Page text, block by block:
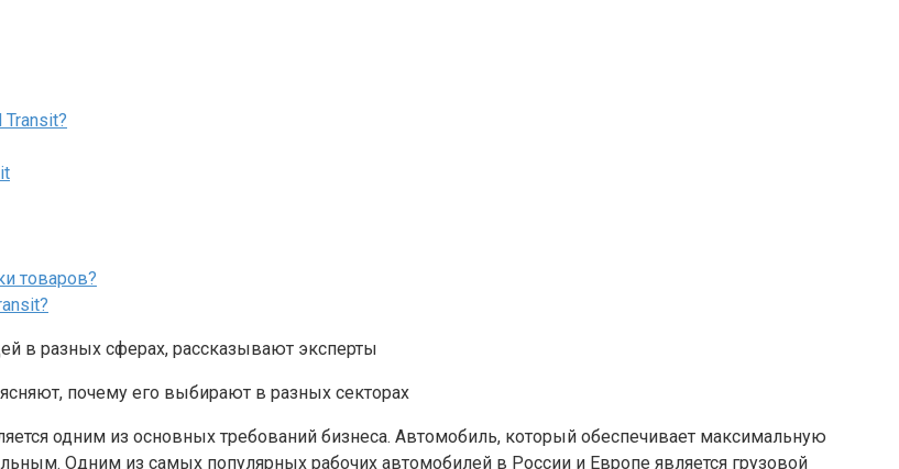
товаров?
в разных сферах, рассказывают эксперты
одним из основных требований бизнеса. Автомобиль, который обеспечивает максимальную
Одним из самых популярных рабочих автомобилей в России и Европе является грузовой